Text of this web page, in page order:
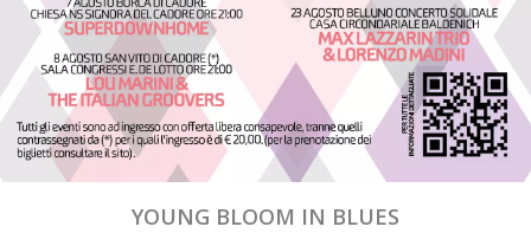
YOUNG BLOOM IN BLUES